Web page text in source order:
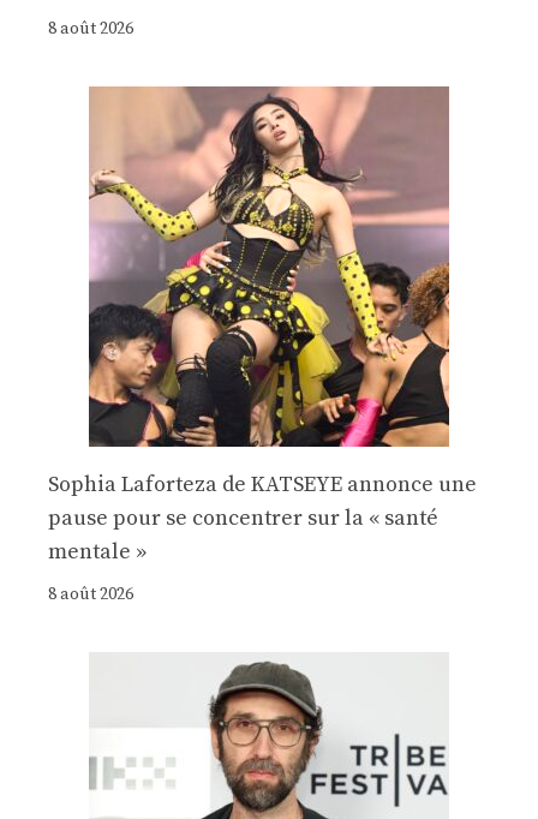
8 août 2026
Sophia Laforteza de KATSEYE annonce une
pause pour se concentrer sur la « santé
mentale »
8 août 2026